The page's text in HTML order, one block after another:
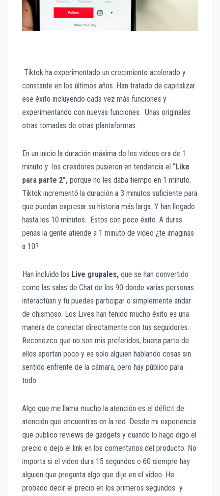
Tiktok ha experimentado un crecimiento acelerado y
constante en los últimos años. Han tratado de capitalizar
ese éxito incluyendo cada vez más funciones y
experimentando con nuevas funciones. Unas originales
otras tomadas de otras plantaformas.
En un inicio la duración máxima de los videos era de 1
minuto y los creadores pusieron en tendencia el “Like
para parte 2″, porque no les daba tiempo en 1 minuto.
Tiktok incrementó la duración a 3 minutos suficiente para
que puedan expresar su historia más larga. Y han llegado
hasta los 10 minutos. Estos con poco éxito. A duras
penas la gente atiende a 1 minuto de video ¿te imaginas
a 10?
Han incluido los Live grupales, que se han convertido
como las salas de Chat de los 90 donde varias personas
interactúan y tu puedes participar o simplemente andar
de chismoso. Los Lives han tenido mucho éxito es una
manera de conectar directamente con tus seguidores.
Reconozco que no son mis preferidos, buena parte de
ellos aportan poco y es solo alguien hablando cosas sin
sentido enfrente de la cámara, pero hay público para
todo.
Algo que me llama mucho la atención es el déficit de
atención que encuentras en la red. Desde mi experiencia
que publico reviews de gadgets y cuando lo hago digo el
precio o dejo el link en los comentarios del producto. No
importa si el video dura 15 segundos o 60 siempre hay
alguien que pregunta algo que dije en el video. He
probado decir el precio en los primeros segundos y